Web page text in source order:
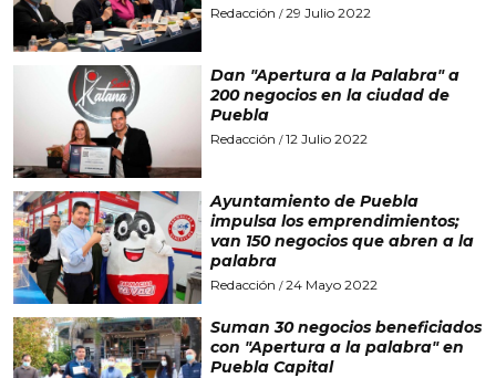
Redacción /29 Julio 2022
Dan "Apertura a la Palabra" a
200 negocios en la ciudad de
Puebla
Redacción /12 Julio 2022
Ayuntamiento de Puebla
impulsa los emprendimientos;
van 150 negocios que abren a la
palabra
Redacción /24 Mayo 2022
Suman 30 negocios beneficiados
con "Apertura a la palabra" en
Puebla Capital